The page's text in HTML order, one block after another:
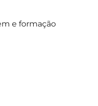
e formação